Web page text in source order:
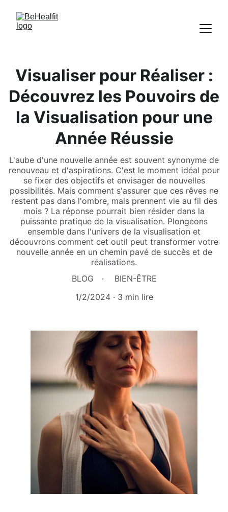
Visualiser pour Réaliser :
Découvrez les Pouvoirs de
la Visualisation pour une
Année Réussie
L'aube d'une nouvelle année est souvent synonyme de
renouveau et d'aspirations. C'est le moment idéal pour
se fixer des objectifs et envisager de nouvelles
possibilités. Mais comment s'assurer que ces rêves ne
restent pas dans l'ombre, mais prennent vie au fil des
mois ? La réponse pourrait bien résider dans la
puissante pratique de la visualisation. Plongeons
ensemble dans l'univers de la visualisation et
découvrons comment cet outil peut transformer votre
nouvelle année en un chemin pavé de succès et de
réalisations.
BLOG
BIEN-ÊTRE
1/2/2024
3 min lire